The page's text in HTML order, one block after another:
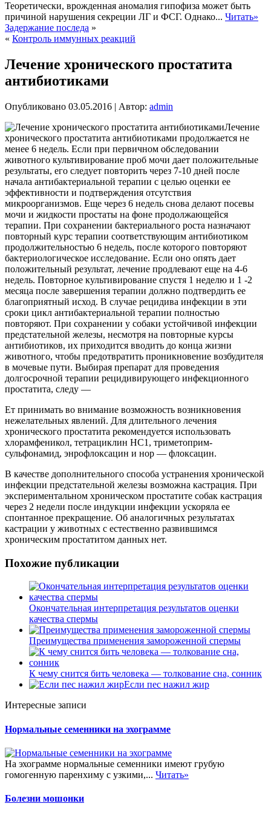
Теоретически, врожденная аномалия гипофиза может быть
причиной нарушения секреции ЛГ и ФСГ. Однако... Читать»
Задержание последа »
« Контроль иммунных реакций
Лечение хронического простатита
антибиотиками
Опубликовано 03.05.2016 | Автор: admin
Лечение
хронического простатита антибиотиками продолжается не
менее 6 недель. Если при первичном обследовании
животного культивирование проб мочи дает положительные
результаты, его следует повторить через 7-10 дней после
начала антибактериальной терапии с целью оценки ее
эффективности и подтверждения отсутствия
микроорганизмов. Еще через 6 недель снова делают посевы
мочи и жидкости простаты на фоне продолжающейся
терапии. При сохранении бактериального роста назначают
повторный курс терапии соответствующим антибиотиком
продолжительностью 6 недель, после которого повторяют
бактериологическое исследование. Если оно опять дает
положительный результат, лечение продлевают еще на 4-6
недель. Повторное культивирование спустя 1 неделю и 1 -2
месяца после завершения терапии должно подтвердить ее
благоприятный исход. В случае рецидива инфекции в эти
сроки цикл антибактериальной терапии полностью
повторяют. При сохранении у собаки устойчивой инфекции
предстательной железы, несмотря на повторные курсы
антибиотиков, их приходится вводить до конца жизни
животного, чтобы предотвратить проникновение возбудителя
в мочевые пути. Выбирая препарат для проведения
долгосрочной терапии рецидивирующего инфекционного
простатита, следу —
Ет принимать во внимание возможность возникновения
нежелательных явлений. Для длительного лечения
хронического простатита рекомендуется использовать
хлорамфеникол, тетрациклин НС1, триметоприм-
сульфонамид, энрофлоксацин и нор — флоксацин.
В качестве дополнительного способа устранения хронической
инфекции предстательной железы возможна кастрация. При
экспериментальном хроническом простатите собак кастрация
через 2 недели после индукции инфекции ускоряла ее
спонтанное прекращение. Об аналогичных результатах
кастрации у животных с естественно развившимся
хроническим простатитом данных нет.
Похожие публикации
Окончательная интерпретация результатов оценки
качества спермы
Преимущества применения замороженной спермы
К чему снится бить человека — толкование сна, сонник
Если пес нажил жир
Интересные записи
Нормальные семенники на эхограмме
На эхограмме нормальные семенники имеют грубую
гомогенную паренхиму с узкими,... Читать»
Болезни мошонки